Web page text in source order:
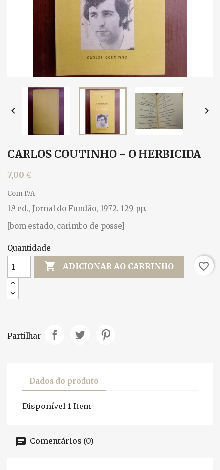
 
CARLOS COUTINHO - O HERBICIDA
7,00 €
Com IVA
1.ª ed., Jornal do Fundão, 1972. 129 pp.
[bom estado, carimbo de posse]
Quantidade
 ADICIONAR AO CARRINHO favorite_border
Partilhar
Dados do produto
Disponível 1 Item
Comentários (0)